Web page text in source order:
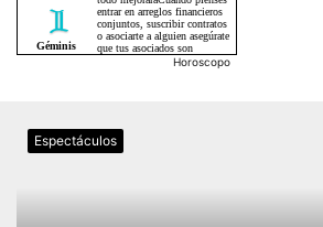
Horoscopo
Espectáculos